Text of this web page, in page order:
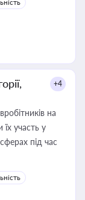
+4
на
участь у
під час